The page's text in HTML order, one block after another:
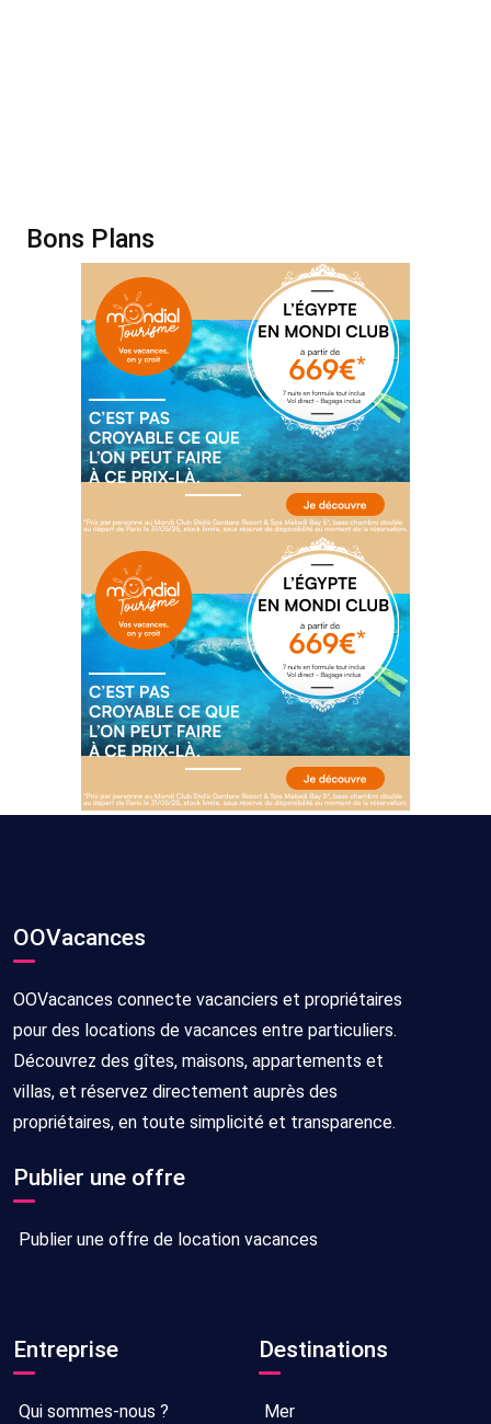
Bons Plans
OOVacances
OOVacances connecte vacanciers et propriétaires
pour des locations de vacances entre particuliers.
Découvrez des gîtes, maisons, appartements et
villas, et réservez directement auprès des
propriétaires, en toute simplicité et transparence.
Publier une offre
Publier une offre de location vacances
Entreprise
Qui sommes-nous ?
Destinations
Mer